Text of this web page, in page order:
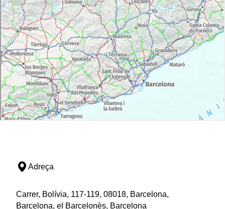
Adreça
Carrer, Bolívia, 117-119, 08018, Barcelona,
Barcelona, el Barcelonès, Barcelona